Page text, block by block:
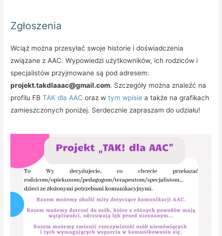
Zgłoszenia
Wciąż można przesyłać swoje historie i doświadczenia
związane z AAC. Wypowiedzi użytkowników, ich rodziców i
specjalistów przyjmowane są pod adresem:
projekt.takdlaaac@gmail.com. Szczegóły można znaleźć na
profilu FBTAK dla AAC oraz wtym wpisie a także na grafikach
zamieszczonych poniżej. Serdecznie zapraszam do udziału!